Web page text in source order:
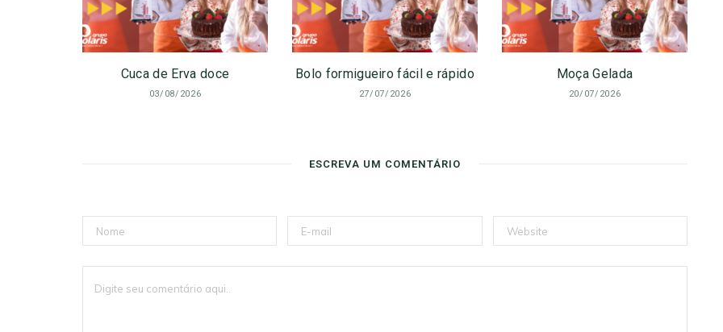
Cuca de Erva doce
03/08/2026
Bolo formigueiro fácil e rápido
27/07/2026
Moça Gelada
20/07/2026
ESCREVA UM COMENTÁRIO